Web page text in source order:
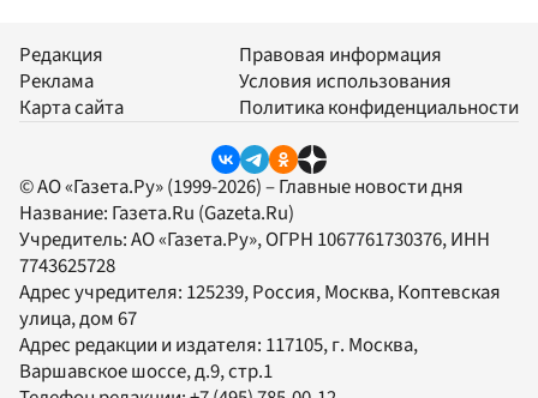
Редакция
Реклама
Карта сайта
Правовая информация
Условия использования
Политика конфиденциальности
© АО «Газета.Ру» (1999-2026) – Главные новости дня
Название: Газета.Ru (Gazeta.Ru)
Учредитель:АО «Газета.Ру», ОГРН 1067761730376, ИНН
7743625728
Адрес учредителя: 125239, Россия, Москва, Коптевская
улица, дом 67
Адрес редакции и издателя: 117105, г. Москва,
Варшавское шоссе, д.9, стр.1